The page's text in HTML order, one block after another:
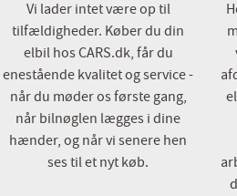
Cars.dk
- En del af Via Biler gruppen
Vi lader intet være op til
tilfældigheder. Køber du din
elbil hos CARS.dk, får du
enestående kvalitet og service -
når du møder os første gang,
når bilnøglen lægges i dine
hænder, og når vi senere hen
ses til et nyt køb.